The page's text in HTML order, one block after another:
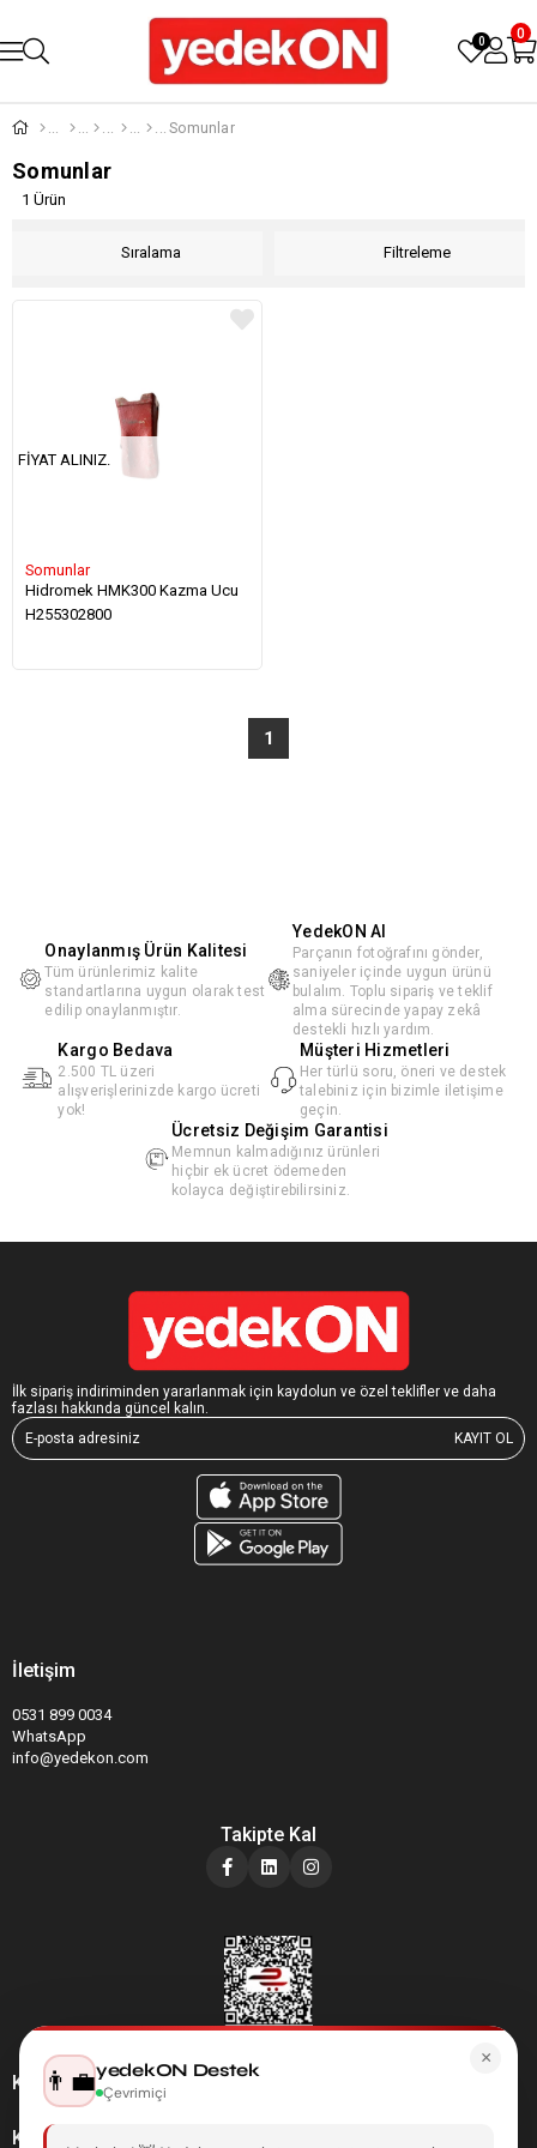
0 0
Somunlar
Somunlar
Filtreleme
Sıralama
1 Ürün
Somunlar
Hidromek HMK300 Kazma Ucu
H255302800
FIYAT ALINIZ.
1
Onaylanmış Ürün Kalitesi
Tüm ürünlerimiz kalite
standartlarına uygun olarak test
edilip onaylanmıştır.
YedekON AI
Parçanın fotoğrafını gönder,
saniyeler içinde uygun ürünü
bulalım. Toplu sipariş ve teklif
alma sürecinde yapay zekâ
destekli hızlı yardım.
Kargo Bedava
2.500 TL üzeri
alışverişlerinizde kargo ücreti
yok!
Müşteri Hizmetleri
Her türlü soru, öneri ve destek
talebiniz için bizimle iletişime
geçin.
Ücretsiz Değişim Garantisi
Memnun kalmadığınız ürünleri
hiçbir ek ücret ödemeden
kolayca değiştirebilirsiniz.
İlk sipariş indiriminden yararlanmak için kaydolun ve özel teklifler ve daha
fazlası hakkında güncel kalın.
KAYIT OL
İletişim
0531 899 0034
WhatsApp
info@yedekon.com
Takipte Kal
Kategoriler
Kurumsal
×
👨‍💼yedekON Destek
Çevrimiçi